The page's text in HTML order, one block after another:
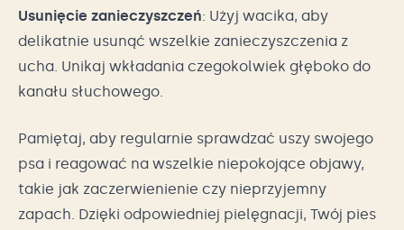
Usunięcie zanieczyszczeń: Użyj wacika, aby
delikatnie usunąć wszelkie zanieczyszczenia z
ucha. Unikaj wkładania czegokolwiek głęboko do
kanału słuchowego.
Pamiętaj, aby regularnie sprawdzać uszy swojego
psa i reagować na wszelkie niepokojące objawy,
takie jak zaczerwienienie czy nieprzyjemny
zapach. Dzięki odpowiedniej pielęgnacji, Twój pies